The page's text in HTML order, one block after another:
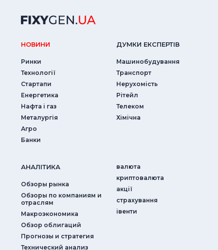
НОВИНИ
Ринки
Технології
Стартапи
Енергетика
Нафта і газ
Металургія
Агро
Банки
ДУМКИ ЕКСПЕРТIВ
Машинобудування
Транспорт
Нерухомість
Рітейл
Телеком
Хімічна
АНАЛIТИКА
Обзоры рынка
Обзоры по компаниям и
отраслям
Макроэкономика
Обзор облигаций
Прогнозы и стратегия
Технический анализ
валюта
криптовалюта
акції
страхування
iвенти